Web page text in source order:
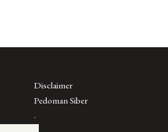
Disclaimer
Pedoman Siber
.